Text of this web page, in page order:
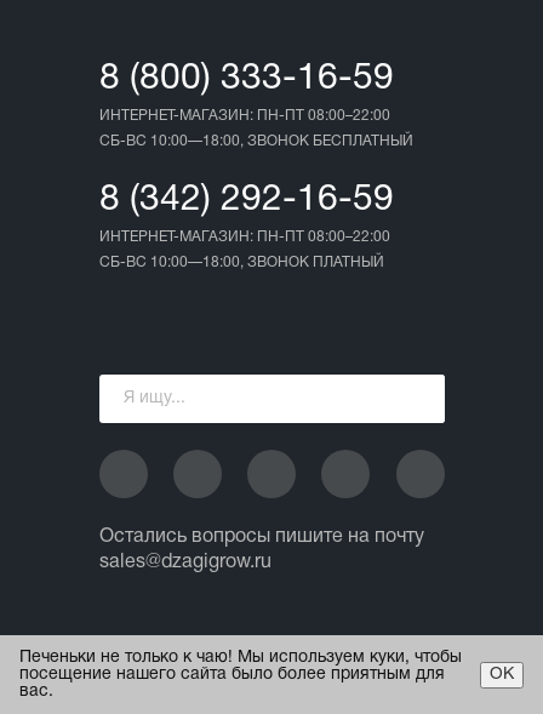
8 (800) 333-16-59
ИНТЕРНЕТ-МАГАЗИН: ПН-ПТ 08:00–22:00
СБ-ВС 10:00—18:00, ЗВОНОК БЕСПЛАТНЫЙ
8 (342) 292-16-59
ИНТЕРНЕТ-МАГАЗИН: ПН-ПТ 08:00–22:00
СБ-ВС 10:00—18:00, ЗВОНОК ПЛАТНЫЙ
Остались вопросы пишите на почту
sales@dzagigrow.ru
© 2013 - 2026 ИП Ежов А.А.
Все права защищены.
Печеньки не только к чаю! Мы используем куки, чтобы
посещение нашего сайта было более приятным для
вас.
ОК